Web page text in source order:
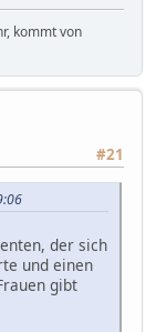
kommt von
#21
der sich
und einen
gibt